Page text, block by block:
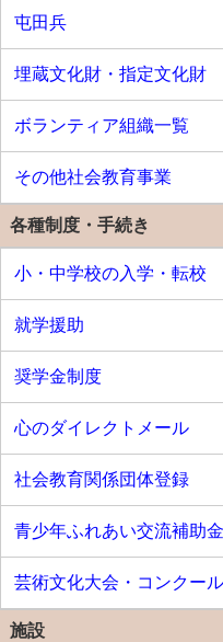
屯田兵
埋蔵文化財・指定文化財
ボランティア組織一覧
その他社会教育事業
各種制度・手続き
小・中学校の入学・転校
就学援助
奨学金制度
心のダイレクトメール
社会教育関係団体登録
青少年ふれあい交流補助金
芸術文化大会・コンクー
施設